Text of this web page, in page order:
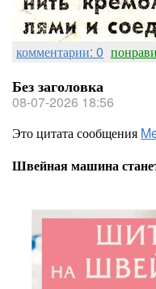
комментарии: 0
Без заголовка
08-07-2026 18:56
Это цитата сообщения
Швейная машина